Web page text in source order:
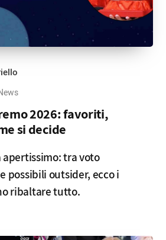
2026: favoriti,
si decide
apertissimo: tra voto
possibili outsider, ecco i
ribaltare tutto.